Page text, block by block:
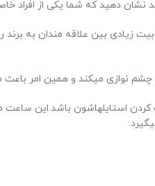
نشان دهید که شما یکی از افراد
بین علاقه مندان به برند
نوازی میکند و همین امر باعث
کردن استایلهاشون